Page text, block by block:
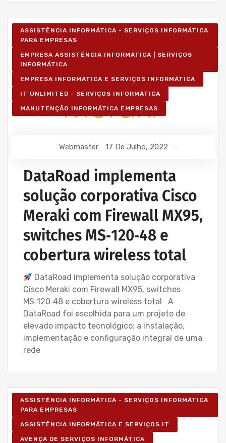
ASSISTÊNCIA INFORMÁTICA - SERVIÇOS INFORMÁTICA
PARA EMPRESAS
EMPRESA ASSISTÊNCIA INFORMÁTICA | SERVIÇOS
INFORMÁTICA
EMPRESA INFORMATICA E SERVIÇOS INFORMÁTICA
IT UNLIMITED - SERVIÇOS INFORMÁTICA
MANUTENÇÃO INFORMÁTICA EMPRESAS
Webmaster 17 De Julho, 2022
DataRoad implementa
solução corporativa Cisco
Meraki com Firewall MX95,
switches MS‑120‑48 e
cobertura wireless total
DataRoad implementa solução corporativa
Cisco Meraki com Firewall MX95, switches
MS‑120‑48 e cobertura wireless total A
DataRoad foi escolhida para um projeto de
elevado impacto tecnológico: a instalação,
implementação e configuração integral de uma
rede
ASSISTÊNCIA INFORMÁTICA - SERVIÇOS INFORMÁTICA
PARA EMPRESAS
ASSISTÊNCIA INFORMÁTICA E SERVIÇOS IT
AVENÇA DE SERVIÇOS INFORMÁTICA